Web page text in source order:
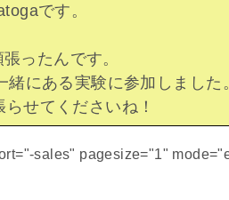
です。
ったんです。
にある実験に参加しました。
せてくださいね！
sales" pagesize="1"